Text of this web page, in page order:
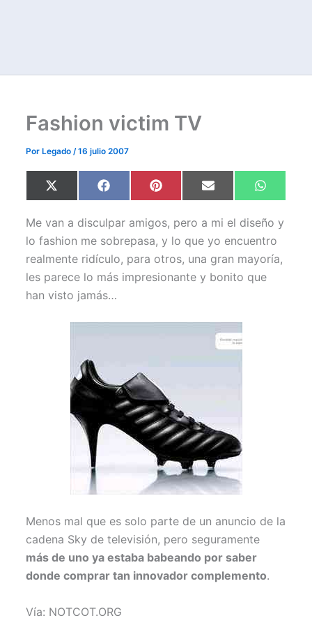
Fashion victim TV
Por Legado/16 julio 2007
Compartir
en
X
(
w
i
t
t
e
)
Compartir
en
F
a
e
b
o
o
k
Compartir
en
P
i
t
e
r
e
s
Compartir
en
E
m
i
l
en
W
h
t
s
A
p
p
Me van a disculpar amigos, pero a mi el diseño y
lo fashion me sobrepasa, y lo que yo encuentro
realmente ridículo, para otros, una gran mayoría,
les parece lo más impresionante y bonito que
han visto jamás…
Menos mal que es solo parte de un anuncio de la
cadena Sky de televisión, pero seguramente
más de uno ya estaba babeando por saber
donde comprar tan innovador complemento.
Vía: NOTCOT.ORG